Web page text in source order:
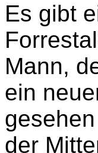
Es gibt
Mann,
ein
der